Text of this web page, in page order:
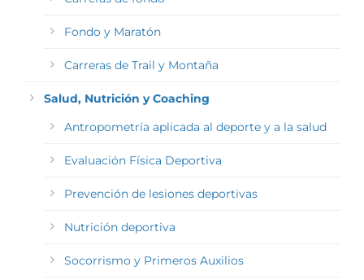
Fondo y Maratón
Carreras de Trail y Montaña
Salud, Nutrición y Coaching
Antropometría aplicada al deporte y a la salud
Evaluación Física Deportiva
Prevención de lesiones deportivas
Nutrición deportiva
Socorrismo y Primeros Auxilios